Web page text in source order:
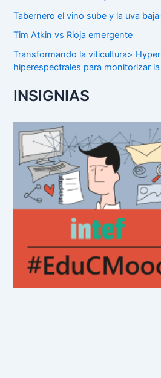
Tabernero el vino sube y la uva
Tim Atkin vs Rioja emergente
Transformando la viticultura>
hiperespectrales para monitorizar
INSIGNIAS